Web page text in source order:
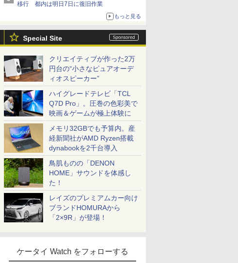
移行 都内は明日7日に復旧作業
もっと見る
Special Site
クリエイティブが作った2万
円台の“小さなピュアオーデ
ィオスピーカー”
ハイグレードテレビ「TCL
Q7D Pro」。圧巻の色彩美で
映画＆ゲームが極上体験に
メモリ32GBでも予算内。産
経新聞社がAMD Ryzen搭載
dynabookを2千台導入
鳥肌ものの「DENON
HOME」サウンドを体感し
た！
レイズのプレミアムカー向け
ブランドHOMURAから
「2×9R」が登場！
ケータイ Watch をフォローする